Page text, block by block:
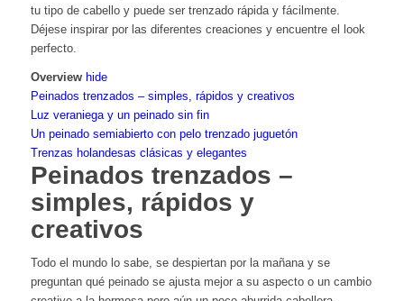
tu tipo de cabello y puede ser trenzado rápida y fácilmente.
Déjese inspirar por las diferentes creaciones y encuentre el look
perfecto.
Overview hide
Peinados trenzados – simples, rápidos y creativos
Luz veraniega y un peinado sin fin
Un peinado semiabierto con pelo trenzado juguetón
Trenzas holandesas clásicas y elegantes
Peinados trenzados –
simples, rápidos y
creativos
Todo el mundo lo sabe, se despiertan por la mañana y se
preguntan qué peinado se ajusta mejor a su aspecto o un cambio